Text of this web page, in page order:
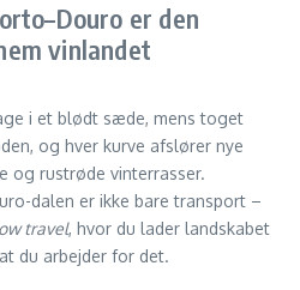
er den
vinlandet
i et blødt sæde, mens toget
og hver kurve afslører nye
og rustrøde vin­terrasser.
dalen er ikke bare transport –
travel, hvor du lader landskabet
du arbejder for det.